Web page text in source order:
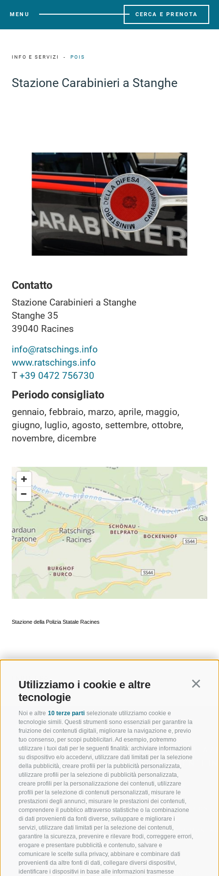
Utilizziamo i cookie e altre
tecnologie
Noi e altre 10 terze parti selezionate utilizziamo cookie e
tecnologie simili. Questi strumenti sono essenziali per garantire la
fruizione dei contenuti digitali, migliorare la navigazione e, previo
tuo consenso, per scopi pubblicitari. Ad esempio, potremmo
utilizzare i tuoi dati per le seguenti finalità: archiviare informazioni
su dispositivo e/o accedervi, utilizzare dati limitati per la selezione
della pubblicità, creare profili per la pubblicità personalizzata,
utilizzare profili per la selezione di pubblicità personalizzata,
creare profili per la personalizzazione dei contenuti, utilizzare
profili per la selezione di contenuti personalizzati, misurare le
prestazioni degli annunci, misurare le prestazioni dei contenuti,
comprendere il pubblico attraverso statistiche o la combinazione
di dati provenienti da fonti diverse, sviluppare e migliorare i
servizi, utilizzare dati limitati per la selezione dei contenuti,
garantire la sicurezza, prevenire e rilevare frodi, correggere errori,
erogare e presentare pubblicità e contenuto, salvare e
comunicare le scelte sulla privacy, abbinare e combinare dati
provenienti da altre fonti di dati, collegare diversi dispositivi,
identificare i dispositivi in base alle informazioni trasmesse
MENU CERCA E PRENOTA
INFO E SERVIZI POIS
Stazione Carabinieri a Stanghe
Contatto
Stazione Carabinieri a Stanghe
Stanghe 35
39040 Racines
info@ratschings.info
www.ratschings.info
T +39 0472 756730
Periodo consigliato
gennaio, febbraio, marzo, aprile, maggio,
giugno, luglio, agosto, settembre, ottobre,
novembre, dicembre
Stazione della Polizia Statale Racines
BENVENUTI NELLA REGIONE
TURISTICA DI RACINES
VAL GIOVO
VAL RACINES
VAL RIDANNA
IMPIANTI DI RISALITA
SCUOLA DI SCI RACINES
SPORT E
MOMENTI
SCIARE
ESCURSIONI
ALTA
BIKE
FONDO